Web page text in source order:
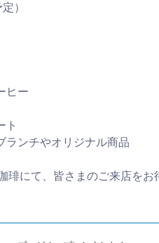
）
ヒー
ト
ランチやオリジナル商品
琲にて、皆さまのご来店をお